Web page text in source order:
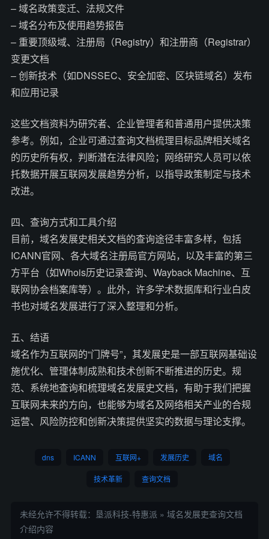
– 域名政策变迁、法规文件
– 域名分布及使用趋势报告
– 重要顶级域、注册局（Registry）和注册商（Registrar）
变更文档
– 创新技术（如DNSSEC、安全加密、区块链域名）发布
和应用记录
这些文档资料为研究者、企业管理者和普通用户提供决策
参考。例如，企业可通过查询文档梳理目标品牌相关域名
的历史所有权，判断潜在法律风险；网络研究人员可以依
托数据开展互联网发展趋势分析，以指导政策制定与技术
改进。
四、查询方式和工具介绍
目前，域名发展史相关文档的查询途径丰富多样，包括
ICANN官网、各大域名注册局官方网站，以及丰富的第三
方平台（如Whois历史记录查询、Wayback Machine、互
联网协会档案库等）。此外，许多学术数据库和行业白皮
书也对域名发展进行了深入整理和分析。
五、结语
域名作为互联网的“门牌号”，其发展史是一部互联网基础设
施优化、管理体制成熟和技术创新不断推进的历史。规
范、系统地查询和梳理域名发展史文档，有助于我们把握
互联网未来的方向，也能够为域名及网络相关产业的合规
运营、风险防控和创新决策提供坚实的数据与理论支撑。
dns ICANN 互联网+ 发展历史 域名
技术革新 查询文档
未经允许不得转载： 垦派科技-特惠派 » 域名发展吏查询文档
介绍内容